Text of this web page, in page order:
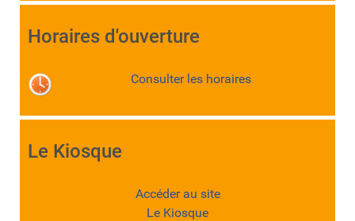
Horaires d'ouverture
Consulter les horaires
Le Kiosque
Accéder au site
Le Kiosque